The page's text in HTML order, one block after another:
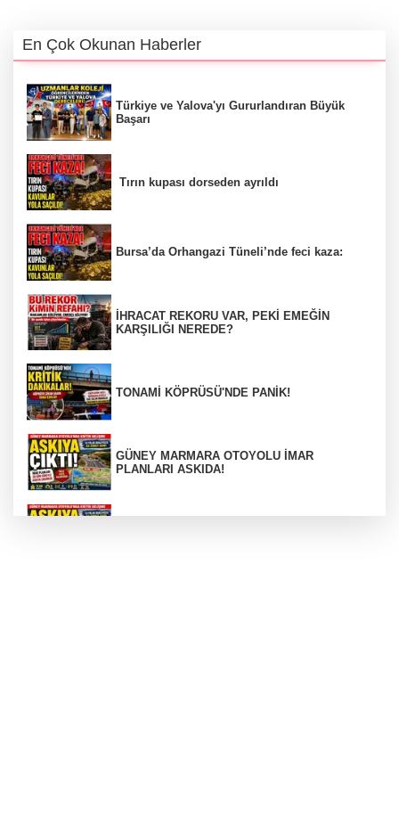
En Çok Okunan Haberler
Türkiye ve Yalova'yı Gururlandıran Büyük
Başarı
Tırın kupası dorseden ayrıldı
Bursa’da Orhangazi Tüneli’nde feci kaza:
İHRACAT REKORU VAR, PEKİ EMEĞİN
KARŞILIĞI NEREDE?
TONAMİ KÖPRÜSÜ'NDE PANİK!
GÜNEY MARMARA OTOYOLU İMAR
PLANLARI ASKIDA!